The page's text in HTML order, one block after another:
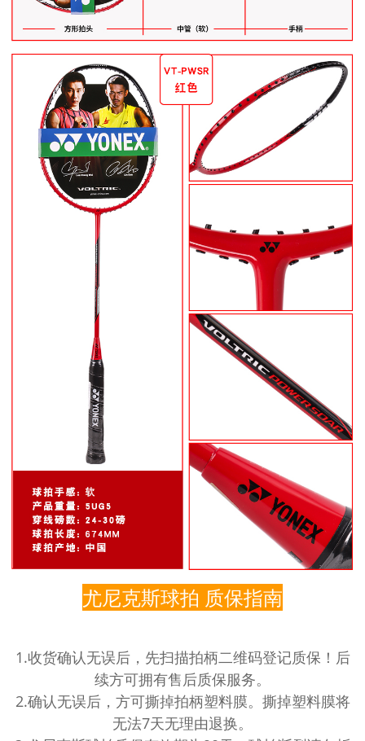
尤尼克斯球拍 质保指南
1.收货确认无误后，先扫描拍柄二维码登记质保！后
续方可拥有售后质保服务。
2.确认无误后，方可撕掉拍柄塑料膜。撕掉塑料膜将
无法7天无理由退换。